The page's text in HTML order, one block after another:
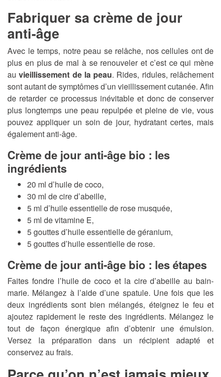
Fabriquer sa crème de jour
anti-âge
Avec le temps, notre peau se relâche, nos cellules ont de
plus en plus de mal à se renouveler et c’est ce qui mène
auvieillissement de la peau. Rides, ridules, relâchement
sont autant de symptômes d’un vieillissement cutanée. Afin
de retarder ce processus inévitable et donc de conserver
plus longtemps une peau repulpée et pleine de vie, vous
pouvez appliquer un soin de jour, hydratant certes, mais
également anti-âge.
Crème de jour anti-âge bio : les
ingrédients
20 ml d’huile de coco,
30 ml de cire d’abeille,
5 ml d’huile essentielle de rose musquée,
5 ml de vitamine E,
5 gouttes d’huile essentielle de géranium,
5 gouttes d’huile essentielle de rose.
Crème de jour anti-âge bio : les étapes
Faites fondre l’huile de coco et la cire d’abeille au bain-
marie. Mélangez à l’aide d’une spatule. Une fois que les
deux ingrédients sont bien mélangés, éteignez le feu et
ajoutez rapidement le reste des ingrédients. Mélangez le
tout de façon énergique afin d’obtenir une émulsion.
Versez la préparation dans un récipient adapté et
conservez au frais.